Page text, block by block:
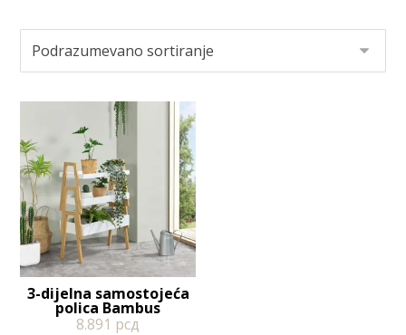
3-dijelna samostojeća
polica Bambus
8.891 рсд